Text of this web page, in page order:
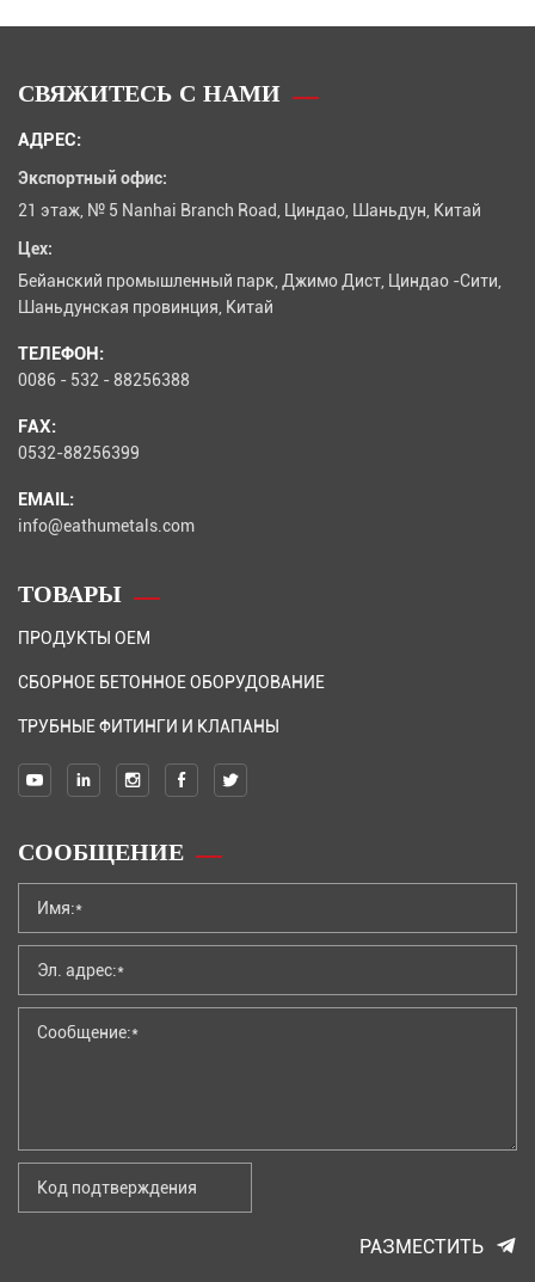
СВЯЖИТЕСЬ С НАМИ
АДРЕС:
Экспортный офис:
21 этаж, № 5 Nanhai Branch Road, Циндао, Шаньдун, Китай
Цех:
Бейанский промышленный парк, Джимо Дист, Циндао -Сити,
Шаньдунская провинция, Китай
ТЕЛЕФОН:
0086 - 532 - 88256388
FAX:
0532-88256399
EMAIL:
info@eathumetals.com
ТОВАРЫ
ПРОДУКТЫ OEM
СБОРНОЕ БЕТОННОЕ ОБОРУДОВАНИЕ
ТРУБНЫЕ ФИТИНГИ И КЛАПАНЫ
СООБЩЕНИЕ
РАЗМЕСТИТЬ